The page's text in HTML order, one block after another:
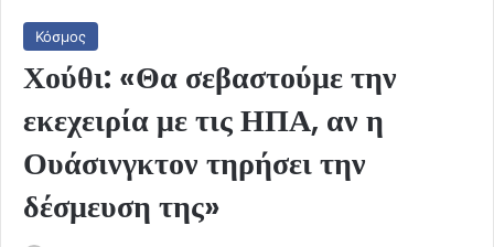
Κόσμος
Χούθι: «Θα σεβαστούμε την
εκεχειρία με τις ΗΠΑ, αν η
Ουάσινγκτον τηρήσει την
δέσμευση της»